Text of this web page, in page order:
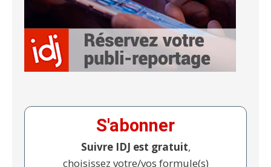
S'abonner
Suivre IDJ est gratuit,
choisissez votre/vos formule(s)